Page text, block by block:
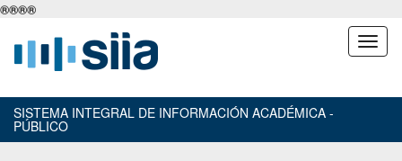
®®®®
SISTEMA INTEGRAL DE INFORMACIÓN ACADÉMICA -
PÚBLICO